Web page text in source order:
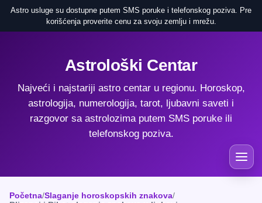
Astro usluge su dostupne putem SMS poruke i telefonskog poziva. Pre
korišćenja proverite cenu za svoju zemlju i mrežu.
Astrološki Centar
Najveći i najstariji astro centar u regionu. Horoskop,
astrologija, numerologija, tarot, ljubavni saveti i
razgovor sa astrolozima putem SMS poruke ili
telefonskog poziva.
Početna/Slaganje horoskopskih znakova/